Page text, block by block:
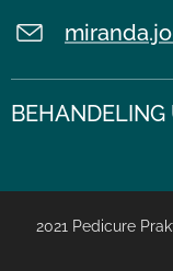
BEHANDELING
2021 Pedicure